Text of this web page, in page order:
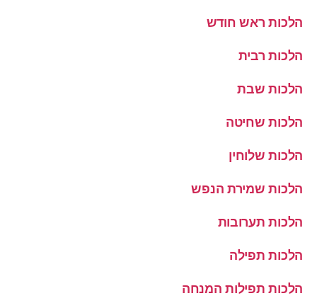
הלכות ראש חודש
הלכות רבית
הלכות שבת
הלכות שחיטה
הלכות שלוחין
הלכות שמירת הנפש
הלכות תערובות
הלכות תפילה
הלכות תפילות המנחה